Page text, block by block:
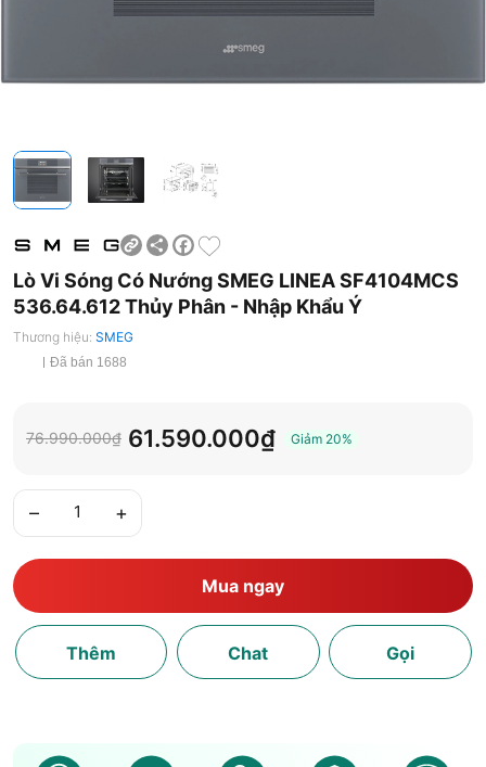
ShareFacebook
Lò Vi Sóng Có Nướng SMEG LINEA SF4104MCS
536.64.612 Thủy Phân - Nhập Khẩu Ý
Thương hiệu: SMEG
Đã bán 1688
76.990.000₫ 61.590.000₫ Giảm 20%
– +
Mua ngay
Thêm Chat Gọi